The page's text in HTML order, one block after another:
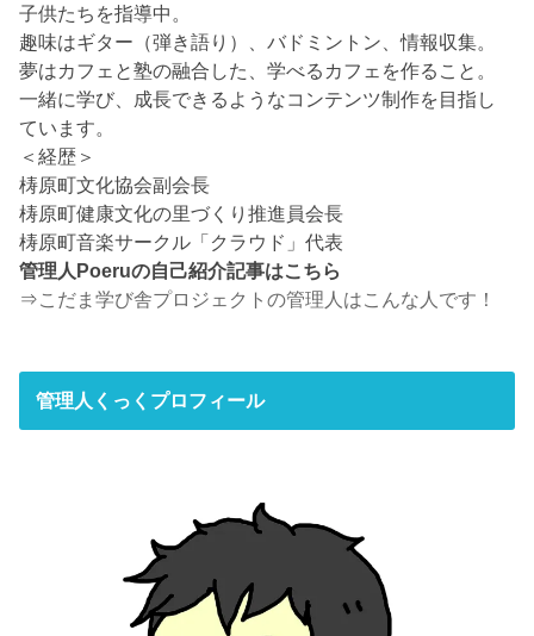
子供たちを指導中。
趣味はギター（弾き語り）、バドミントン、情報収集。
夢はカフェと塾の融合した、学べるカフェを作ること。
一緒に学び、成長できるようなコンテンツ制作を目指し
ています。
＜経歴＞
梼原町文化協会副会長
梼原町健康文化の里づくり推進員会長
梼原町音楽サークル「クラウド」代表
管理人Poeruの自己紹介記事はこちら
⇒ こだま学び舎プロジェクトの管理人はこんな人です！
管理人くっくプロフィール